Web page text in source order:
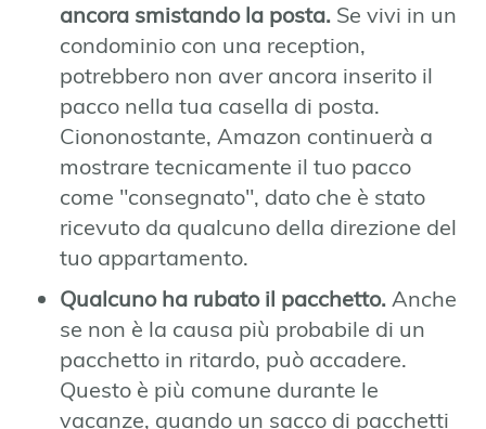
ancora smistando la posta. Se vivi in un
condominio con una reception,
potrebbero non aver ancora inserito il
pacco nella tua casella di posta.
Ciononostante, Amazon continuerà a
mostrare tecnicamente il tuo pacco
come "consegnato", dato che è stato
ricevuto da qualcuno della direzione del
tuo appartamento.
Qualcuno ha rubato il pacchetto. Anche
se non è la causa più probabile di un
pacchetto in ritardo, può accadere.
Questo è più comune durante le
vacanze, quando un sacco di pacchetti